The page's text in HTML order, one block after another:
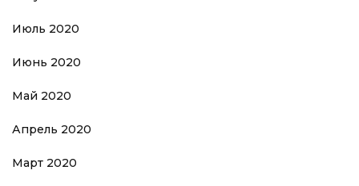
Июль 2020
Июнь 2020
Май 2020
Апрель 2020
Март 2020